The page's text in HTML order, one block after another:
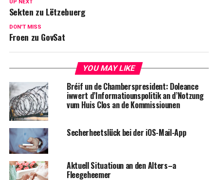
UP NEXT
Sekten zu Lëtzebuerg
DON'T MISS
Froen zu GovSat
YOU MAY LIKE
Bréif un de Chamberspresident: Doleance
iwwert d’Informatiounspolitik an d’Notzung
vum Huis Clos an de Kommissiounen
Secherheetslück bei der iOS-Mail-App
Aktuell Situatioun an den Alters–a
Fleegeheemer